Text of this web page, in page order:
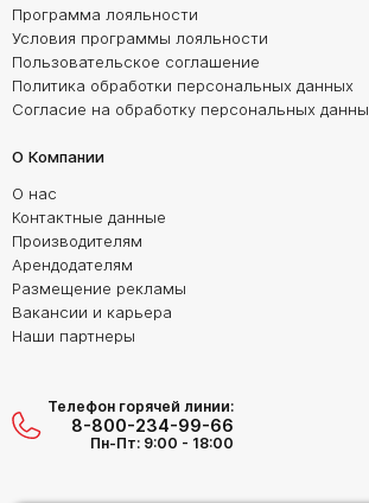
Программа лояльности
Условия программы лояльности
Пользовательское соглашение
Политика обработки персональных данных
Согласие на обработку персональных
О Компании
О нас
Контактные данные
Производителям
Арендодателям
Размещение рекламы
Вакансии и карьера
Наши партнеры
Телефон горячей линии:
8-800-234-99-66
Пн-Пт: 9:00 - 18:00